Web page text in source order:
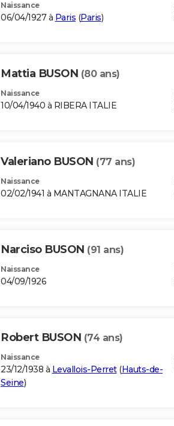
Naissance
06/04/1927 à Paris (Paris)
Mattia BUSON (80 ans)
Naissance
10/04/1940 à RIBERA ITALIE
Valeriano BUSON (77 ans)
Naissance
02/02/1941 à MANTAGNANA ITALIE
Narciso BUSON (91 ans)
Naissance
04/09/1926
Robert BUSON (74 ans)
Naissance
23/12/1938 à Levallois-Perret(Hauts-de-
Seine)